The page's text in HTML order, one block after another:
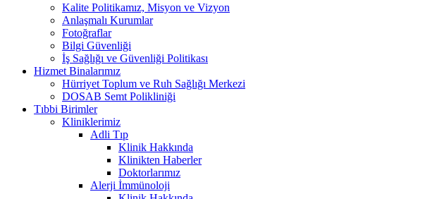
Kalite Politikamız, Misyon ve Vizyon
Anlaşmalı Kurumlar
Fotoğraflar
Bilgi Güvenliği
İş Sağlığı ve Güvenliği Politikası
Hizmet Binalarımız
Hürriyet Toplum ve Ruh Sağlığı Merkezi
DOSAB Semt Polikliniği
Tıbbi Birimler
Kliniklerimiz
Adli Tıp
Klinik Hakkında
Klinikten Haberler
Doktorlarımız
Alerji İmmünoloji